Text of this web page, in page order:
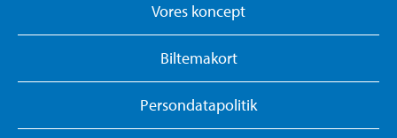
Vores koncept
Biltemakort
Persondatapolitik